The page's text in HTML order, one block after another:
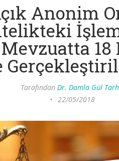
Anonim
18
Tarafından Dr. Damla Gül
• 22/05/2018